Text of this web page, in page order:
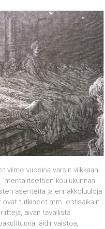
viime vuosina varsin vilkkaan
mentaliteettien koulukunnan
asenteita ja ennakkoluuloja
tutkineet mm. entisaikain
aivan tavallista
äidinvaistoa,